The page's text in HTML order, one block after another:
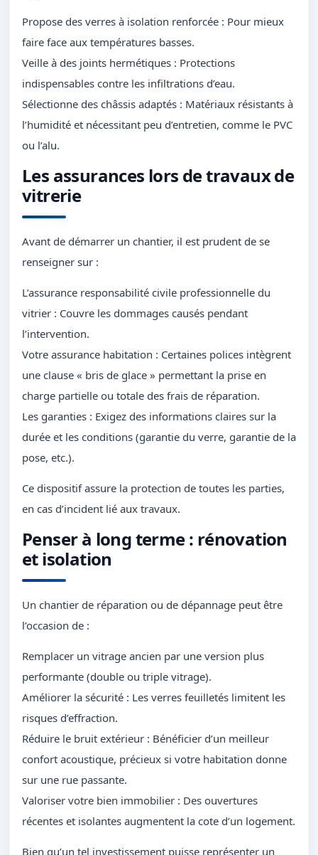
Propose des verres à isolation renforcée : Pour mieux
faire face aux températures basses.
Veille à des joints hermétiques : Protections
indispensables contre les infiltrations d’eau.
Sélectionne des châssis adaptés : Matériaux résistants à
l’humidité et nécessitant peu d’entretien, comme le PVC
ou l’alu.
Les assurances lors de travaux de
vitrerie
Avant de démarrer un chantier, il est prudent de se
renseigner sur :
L’assurance responsabilité civile professionnelle du
vitrier : Couvre les dommages causés pendant
l’intervention.
Votre assurance habitation : Certaines polices intègrent
une clause « bris de glace » permettant la prise en
charge partielle ou totale des frais de réparation.
Les garanties : Exigez des informations claires sur la
durée et les conditions (garantie du verre, garantie de la
pose, etc.).
Ce dispositif assure la protection de toutes les parties,
en cas d’incident lié aux travaux.
Penser à long terme : rénovation
et isolation
Un chantier de réparation ou de dépannage peut être
l’occasion de :
Remplacer un vitrage ancien par une version plus
performante (double ou triple vitrage).
Améliorer la sécurité : Les verres feuilletés limitent les
risques d’effraction.
Réduire le bruit extérieur : Bénéficier d’un meilleur
confort acoustique, précieux si votre habitation donne
sur une rue passante.
Valoriser votre bien immobilier : Des ouvertures
récentes et isolantes augmentent la cote d’un logement.
Bien qu’un tel investissement puisse représenter un